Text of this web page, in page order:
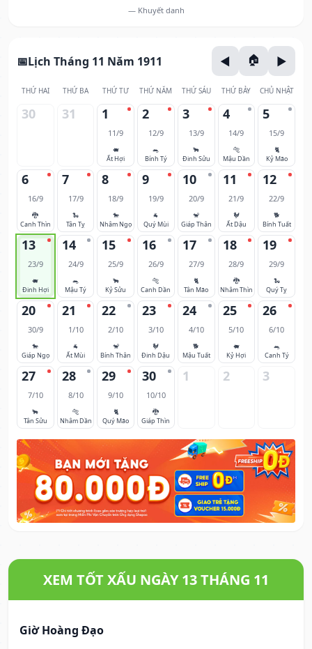
— Khuyết danh
Lịch Tháng 11 Năm 1911
THỨ HAI THỨ BA THỨ TƯ THỨ NĂM THỨ SÁU THỨ BẢY CHỦ NHẬT
30 31 1
11/9
🐖
Ất Hợi
2
12/9
🐀
Bính Tý
3
13/9
🐂
Đinh Sửu
4
14/9
🐅
Mậu Dần
5
15/9
🐈
Kỷ Mão
6
16/9
🐉
Canh Thìn
7
17/9
🐍
Tân Tỵ
8
18/9
🐎
Nhâm Ngọ
9
19/9
🐐
Quý Mùi
10
20/9
🐒
Giáp Thân
11
21/9
🐓
Ất Dậu
12
22/9
🐕
Bính Tuất
13
23/9
🐖
Đinh Hợi
14
24/9
🐀
Mậu Tý
15
25/9
🐂
Kỷ Sửu
16
26/9
🐅
Canh Dần
17
27/9
🐈
Tân Mão
18
28/9
🐉
Nhâm Thìn
19
29/9
🐍
Quý Tỵ
20
30/9
🐎
Giáp Ngọ
21
1/10
🐐
Ất Mùi
22
2/10
🐒
Bính Thân
23
3/10
🐓
Đinh Dậu
24
4/10
🐕
Mậu Tuất
25
5/10
🐖
Kỷ Hợi
26
6/10
🐀
Canh Tý
27
7/10
🐂
Tân Sửu
28
8/10
🐅
Nhâm Dần
29
9/10
🐈
Quý Mão
30
10/10
🐉
Giáp Thìn
1 2 3
XEM TỐT XẤU NGÀY 13 THÁNG 11
Giờ Hoàng Đạo